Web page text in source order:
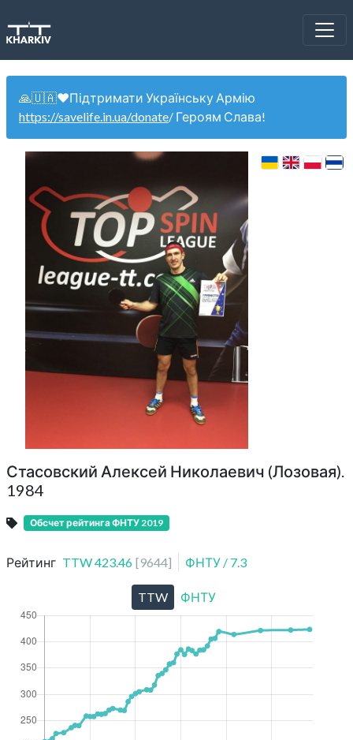
🙏🇺🇦❤️Підтримати Українську Армію
https://savelife.in.ua/donate/ Героям Слава!
Стасовский Алексей Николаевич (Лозовая).
1984
Обсчет рейтинга ФНТУ 2019
Рейтинг TTW423.46 [9644] ФНТУ / 7.3
TTW ФНТУ